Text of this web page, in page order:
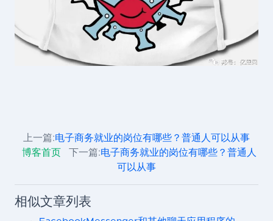
上一篇:电子商务就业的岗位有哪些？普通人可以从事
博客首页
下一篇:电子商务就业的岗位有哪些？普通人
可以从事
相似文章列表